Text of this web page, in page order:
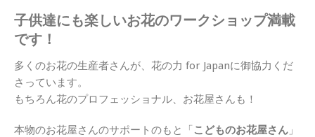
子供達にも楽しいお花のワークショップ満載
です！
多くのお花の生産者さんが、花の力 for Japanに御協力くだ
さっています。
もちろん花のプロフェッショナル、お花屋さんも！
本物のお花屋さんのサポートのもと「こどものお花屋さん 」